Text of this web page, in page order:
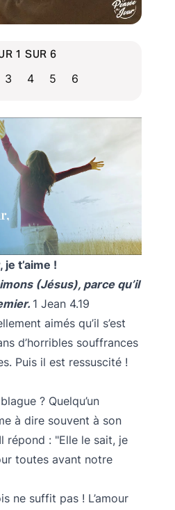
1 SUR 6
3 4 5 6
je t’aime !
(Jésus), parce qu’il
1 Jean 4.19
aimés qu’il s’est
d’horribles souffrances
Puis il est ressuscité !
? Quelqu’un
à dire souvent à son
répond : "Elle le sait, je
toutes avant notre
ne suffit pas ! L’amour